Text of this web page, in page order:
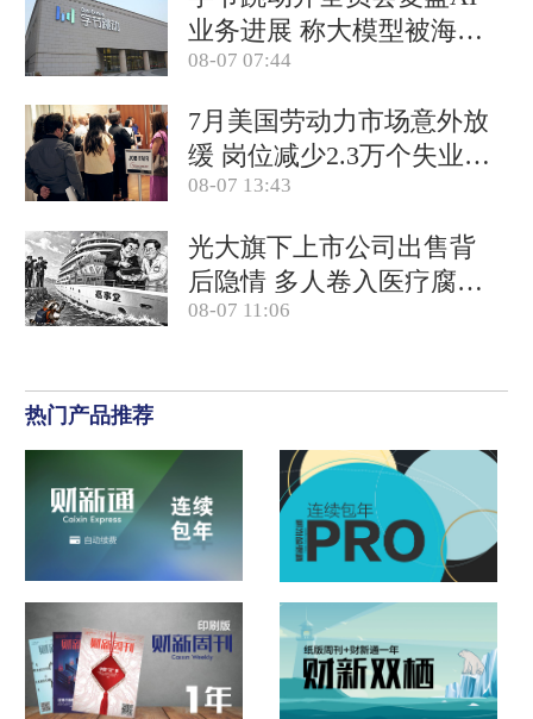
业务进展 称大模型被海外
竞对拉开差距
08-07 07:44
7月美国劳动力市场意外放
缓 岗位减少2.3万个失业率
降至4.1%
08-07 13:43
光大旗下上市公司出售背
后隐情 多人卷入医疗腐败
案被查
08-07 11:06
热门产品推荐